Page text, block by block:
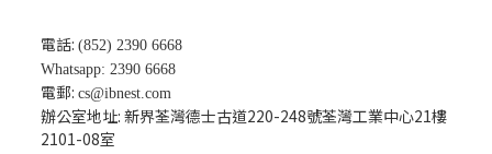
電話: (852) 2390 6668
Whatsapp: 2390 6668
電郵: cs@ibnest.com
辦公室地址: 新界荃灣德士古道220-248號荃灣工業中心21樓
2101-08室